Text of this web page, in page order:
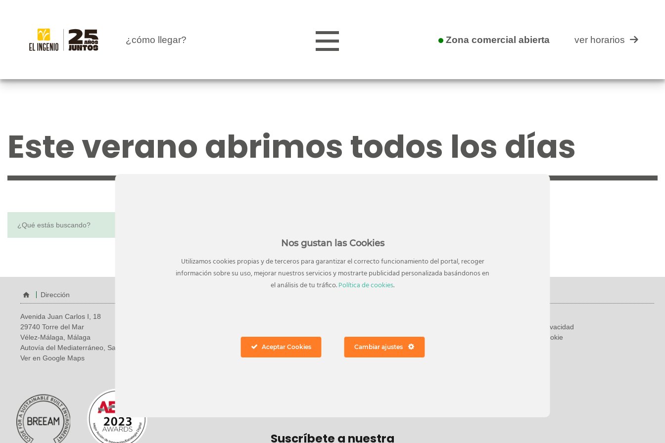
Zona comercial abierta ver horarios
TIENDAS
INFANTIL
CARTELERA
EVENTOS
BLOG
¿cómo llegar? Zona comercial abierta ver horarios
Este verano abrimos todos los días
Dirección
Avenida Juan Carlos I, 18
29740 Torre del Mar
Vélez-Málaga, Málaga
Autovía del Mediaterráneo, Salida 953
Ver en Google Maps
Año de apertura: 2000
Superficie total: 43.228 m2
Número de plantas: 2
Política de Privacidad
Política de Cookie
Suscríbete a nuestra
Nos gustan las Cookies
Utilizamos cookies propias y de terceros para garantizar el correcto funcionamiento del portal, recoger
información sobre su uso, mejorar nuestros servicios y mostrarte publicidad personalizada basándonos en
el análisis de tu tráfico.Política de cookies.
Aceptar Cookies Cambiar ajustes